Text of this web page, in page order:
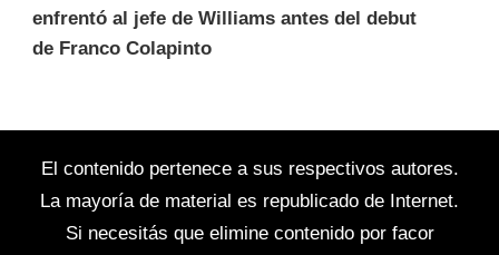
enfrentó al jefe de Williams antes del debut
de Franco Colapinto
El contenido pertenece a sus respectivos autores.
La mayoría de material es republicado de Internet.
Si necesitás que elimine contenido por facor